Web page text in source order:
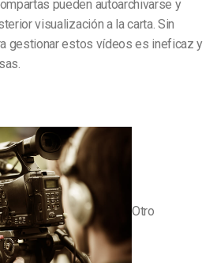
pueden autoarchivarse y
visualización a la carta. Sin
gestionar estos vídeos es ineficaz y
Otro